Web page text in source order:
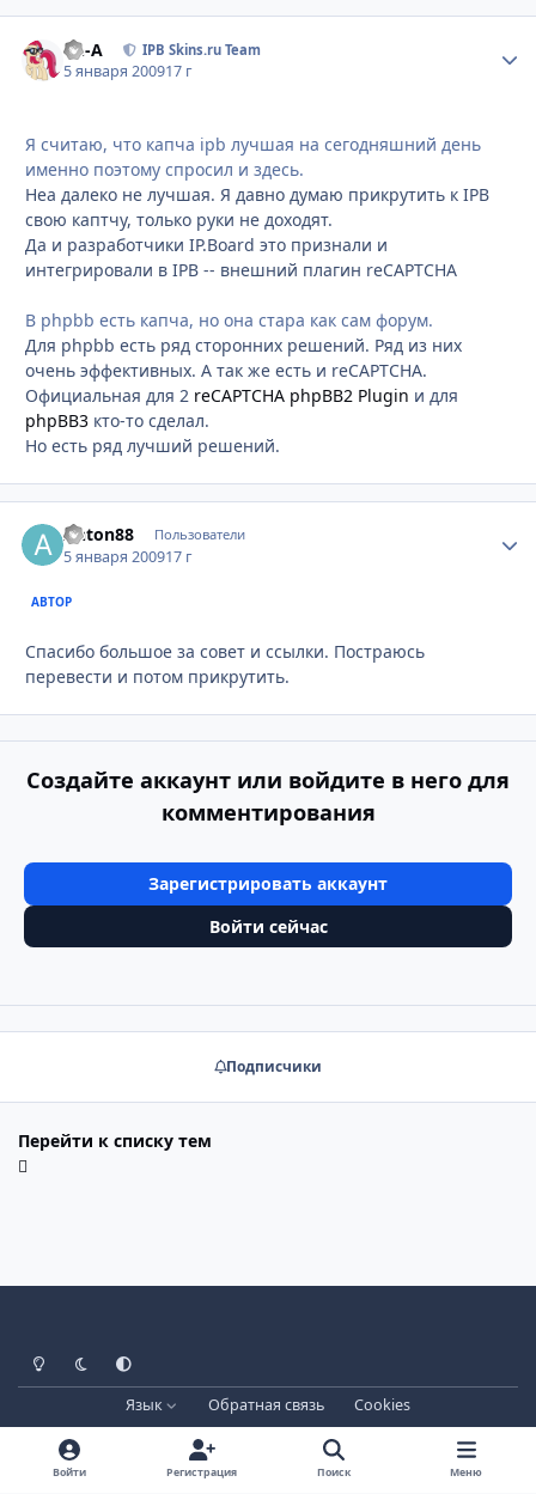
Ph-A IPB Skins.ru Team
5 января 200917 г
Я считаю, что капча ipb лучшая на сегодняшний день
именно поэтому спросил и здесь.
Неа далеко не лучшая. Я давно думаю прикрутить к IPB
свою каптчу, только руки не доходят.
Да и разработчики IP.Board это признали и
интегрировали в IPB -- внешний плагин reCAPTCHA
В phpbb есть капча, но она стара как сам форум.
Для phpbb есть ряд сторонних решений. Ряд из них
очень эффективных. А так же есть и reCAPTCHA.
Официальная для 2 reCAPTCHA phpBB2 Plugin и для
phpBB3 кто-то сделал.
Но есть ряд лучший решений.
Anton88 Пользователи
5 января 200917 г
АВТОР
Спасибо большое за совет и ссылки. Постраюсь
перевести и потом прикрутить.
Создайте аккаунт или войдите в него для
комментирования
Зарегистрировать аккаунт
Войти сейчас
Подписчики
Перейти к списку тем
Светлый режим
Тёмный режим
Системные настройки
Язык Обратная связь
Cookies
Лицензия зарегистрирована на IPBSkins.ru
Powered by
Invision Community
Войти Регистрация Поиск Меню